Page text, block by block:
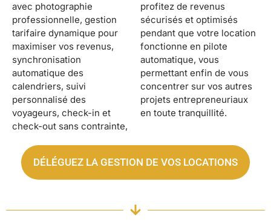
avec photographie
professionnelle, gestion
tarifaire dynamique pour
maximiser vos revenus,
synchronisation
automatique des
calendriers, suivi
personnalisé des
voyageurs, check-in et
check-out sans contrainte,
profitez de revenus
sécurisés et optimisés
pendant que votre location
fonctionne en pilote
automatique, vous
permettant enfin de vous
concentrer sur vos autres
projets entrepreneuriaux
en toute tranquillité.
DÉLÉGUEZ LA GESTION DE VOS LOCATIONS